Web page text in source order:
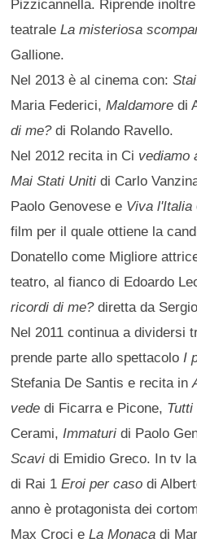
Pizzicannella. Riprende
teatraleLa misteriosa
Gallione.
Nel 2013 è al cinema con:
Maria Federici,Maldamore di
di me?di Rolando Ravello.
Nel 2012 recita in Ci vediamo
Mai Stati Uniti di Carlo
Paolo Genovese e Viva l'Italia
film per il quale ottiene la
Donatello come Migliore
teatro, al fianco di Edoardo
ricordi di me?diretta da
Nel 2011 continua a dividersi
prende parte allo spettacolo I
Stefania De Santis e recita in
vede di Ficarra e Picone,
Cerami, Immaturi di Paolo
Scavi di Emidio Greco. In tv
di Rai 1Eroi per caso di
anno è protagonista dei
Max Croci eLa Monaca di